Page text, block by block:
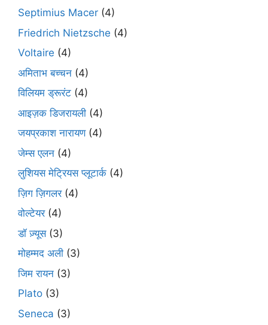
Septimius Macer (4)
Friedrich Nietzsche (4)
Voltaire (4)
अमिताभ बच्चन (4)
विलियम ड्रूरंट (4)
आइज़क डिजरायली (4)
जयप्रकाश नारायण(4)
जेम्स एलन (4)
लुशियस मेट्रियस प्लूटार्क (4)
ज़िग ज़िगलर(4)
वोल्टेयर(4)
डॉ ज़्यूस(3)
मोहम्मद अली (3)
जिम रायन (3)
Plato (3)
Seneca (3)